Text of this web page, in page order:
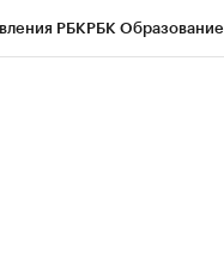
РБКРБК Образование